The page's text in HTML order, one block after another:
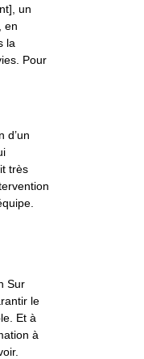
un
en
la
Pour
d’un
très
Sur
le
Et à
à